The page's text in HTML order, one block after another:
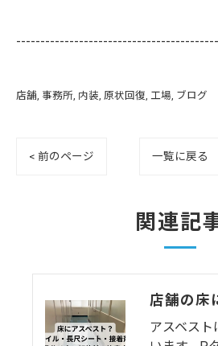
店舗 事務所 内装 原状回復 工場 ブログ
< 前のページ 一覧に戻る
関連記
アスベスト